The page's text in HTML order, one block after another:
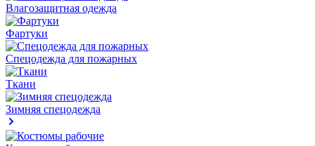
Влагозащитная одежда
Фартуки
Спецодежда для пожарных
Ткани
Зимняя спецодежда